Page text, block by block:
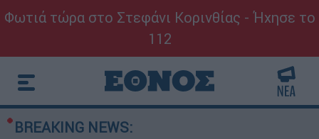
Φωτιά τώρα στο Στεφάνι Κορινθίας - Ήχησε το
112
BREAKING NEWS: